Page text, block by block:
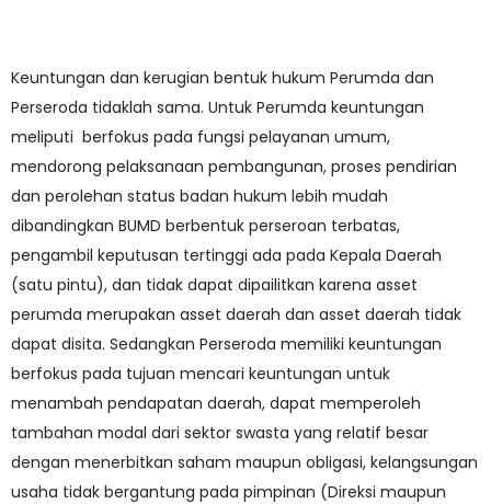
Keuntungan dan kerugian bentuk hukum Perumda dan
Perseroda tidaklah sama. Untuk Perumda keuntungan
meliputi berfokus pada fungsi pelayanan umum,
mendorong pelaksanaan pembangunan, proses pendirian
dan perolehan status badan hukum lebih mudah
dibandingkan BUMD berbentuk perseroan terbatas,
pengambil keputusan tertinggi ada pada Kepala Daerah
(satu pintu), dan tidak dapat dipailitkan karena asset
perumda merupakan asset daerah dan asset daerah tidak
dapat disita. Sedangkan Perseroda memiliki keuntungan
berfokus pada tujuan mencari keuntungan untuk
menambah pendapatan daerah, dapat memperoleh
tambahan modal dari sektor swasta yang relatif besar
dengan menerbitkan saham maupun obligasi, kelangsungan
usaha tidak bergantung pada pimpinan (Direksi maupun